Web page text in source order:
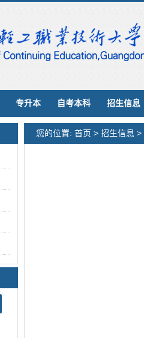
专升本 自考本科 招生信息
您的位置: 首页 > 招生信息 >